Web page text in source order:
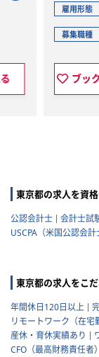
雇用形態
募集職種
ブッ
東京都の求人を資
公認会計士 会計士試
USCPA（米国公認会計
東京都の求人をこ
年間休日120日以上
リモートワーク（在宅
産休・育休実績あり
CFO（最高財務責任者